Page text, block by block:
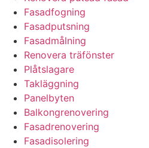
Fasadfogning
Fasadputsning
Fasadmålning
Renovera träfönster
Plåtslagare
Takläggning
Panelbyten
Balkongrenovering
Fasadrenovering
Fasadisolering